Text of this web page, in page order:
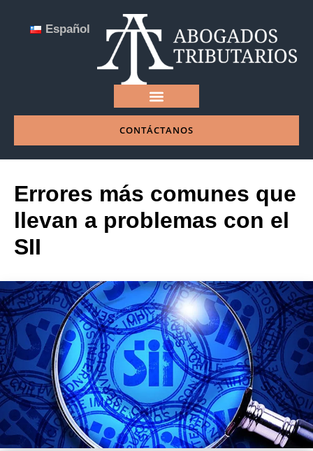
CONTÁCTANOS
Español
Errores más comunes que
llevan a problemas con el
SII